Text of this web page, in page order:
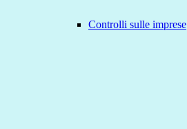
Controlli sulle imprese